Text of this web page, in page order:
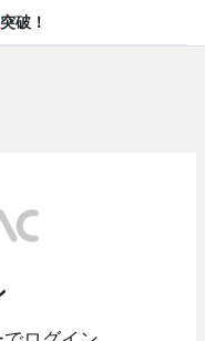
突破！